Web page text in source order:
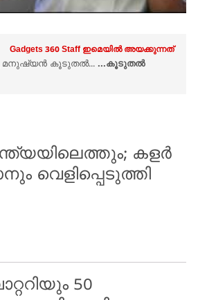
Gadgets 360 Staff ഇമെയിൽ അയക്കുന്നത്
മനുഷ്യൻ കൂടുതൽ... ...കൂടുതൽ
കളർ
50